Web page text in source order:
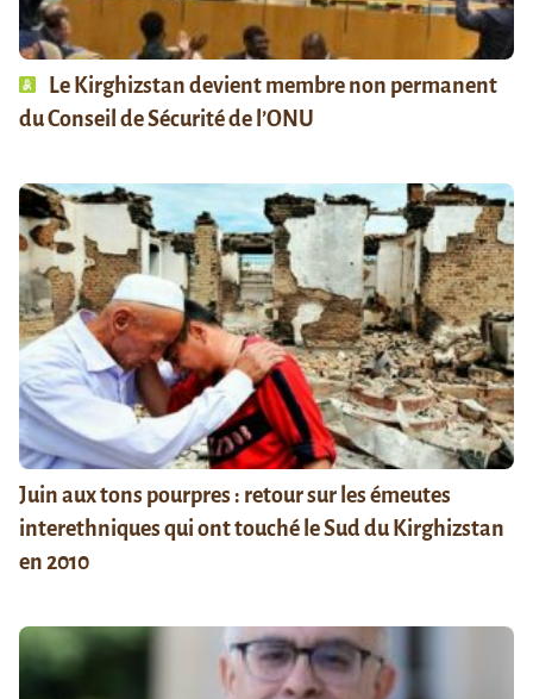
Le Kirghizstan devient membre non permanent
du Conseil de Sécurité de l’ONU
Juin aux tons pourpres : retour sur les émeutes
interethniques qui ont touché le Sud du Kirghizstan
en 2010